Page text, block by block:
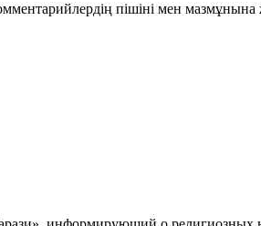
пішіні мен мазмұнына